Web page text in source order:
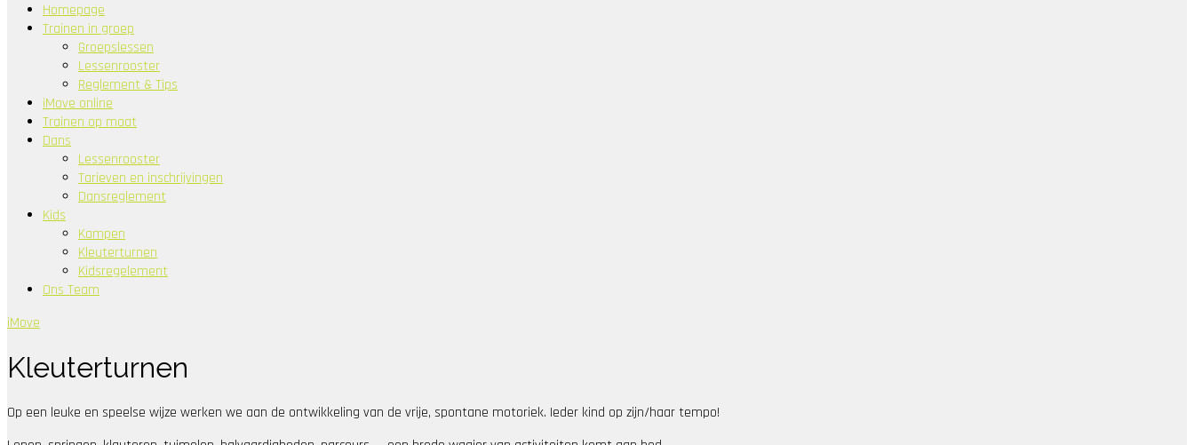
Homepage
Trainen in groep
Groepslessen
Lessenrooster
Reglement & Tips
iMove online
Trainen op maat
Dans
Lessenrooster
Tarieven en inschrijvingen
Dansreglement
Kids
Kampen
Kleuterturnen
Kidsregelement
Ons Team
iMove
Kleuterturnen
Op een leuke en speelse wijze werken we aan de ontwikkeling van de vrije, spontane motoriek. Ieder kind op zijn/haar tempo!